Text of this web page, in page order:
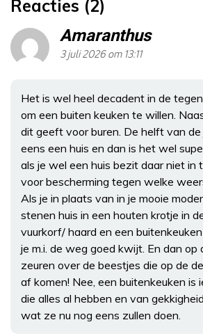
Reacties (2)
Amaranthus
3 juli 2026 om 13:11
Het is wel heel decadent in de
om een buiten keuken te willen.
dit geeft voor buren. De helft van
eens een huis en dan is het wel
als je wel een huis bezit daar niet in
voor bescherming tegen welke
Als je in plaats van in je mooie
stenen huis in een houten krotje in
vuurkorf/ haard en een
je m.i. de weg goed kwijt. En dan op
zeuren over de beestjes die op de
af komen! Nee, een buitenkeuken is
die alles al hebben en van
wat ze nu nog eens zullen doen.